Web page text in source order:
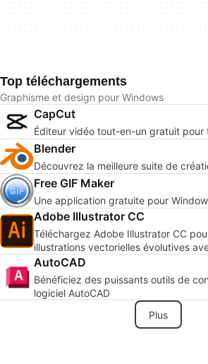
Top téléchargements
Graphisme et design pour Windows
CapCut
Éditeur vidéo tout-en-un gratuit pour
Blender
Découvrez la meilleure suite de
Free GIF Maker
Une application gratuite pour
Adobe Illustrator CC
Téléchargez Adobe Illustrator CC
illustrations vectorielles évolutives
AutoCAD
Bénéficiez des puissants outils de
logiciel AutoCAD
Plus